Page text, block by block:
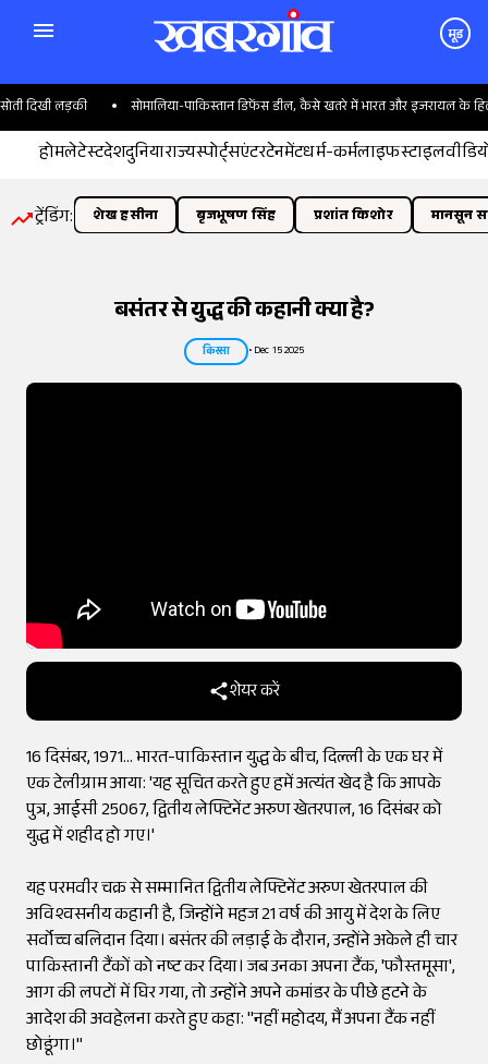
मूड
लड़की सोमालिया-पाकिस्तान डिफेंस डील, कैसे खतरे में भारत और इजरायल के हित?
होमलेटेस्टदेशदुनियाराज्यस्पोर्ट्सएंटरटेनमेंटधर्म-कर्मलाइफस्टाइल
ट्रेंडिंग: शेख हसीना बृजभूषण सिंह प्रशांत किशोर मानसून
बसंतर से युद्ध की कहानी क्या है?
किस्सा •Dec 15 2025
शेयर करें
16 दिसंबर, 1971... भारत-पाकिस्तान युद्ध के बीच, दिल्ली के एक घर में
एक टेलीग्राम आया: 'यह सूचित करते हुए हमें अत्यंत खेद है कि आपके
पुत्र, आईसी 25067, द्वितीय लेफ्टिनेंट अरुण खेतरपाल, 16 दिसंबर को
युद्ध में शहीद हो गए।'
यह परमवीर चक्र से सम्मानित द्वितीय लेफ्टिनेंट अरुण खेतरपाल की
अविश्वसनीय कहानी है, जिन्होंने महज 21 वर्ष की आयु में देश के लिए
सर्वोच्च बलिदान दिया। बसंतर की लड़ाई के दौरान, उन्होंने अकेले ही चार
पाकिस्तानी टैंकों को नष्ट कर दिया। जब उनका अपना टैंक, 'फौस्तमूसा',
आग की लपटों में घिर गया, तो उन्होंने अपने कमांडर के पीछे हटने के
आदेश की अवहेलना करते हुए कहा: "नहीं महोदय, मैं अपना टैंक नहीं
छोडूंगा।"